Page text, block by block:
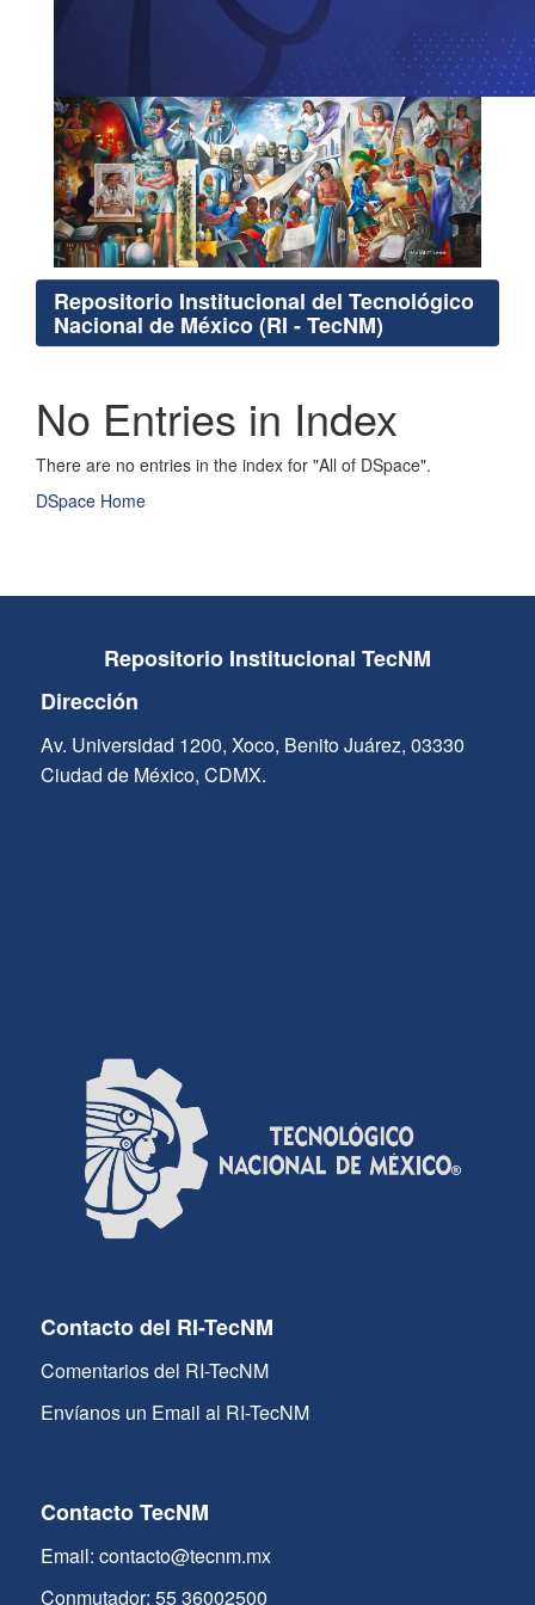
Repositorio Institucional del Tecnológico
Nacional de México (RI - TecNM)
No Entries in Index
There are no entries in the index for "All of DSpace".
DSpace Home
Repositorio Institucional TecNM
Dirección
Av. Universidad 1200, Xoco, Benito Juárez, 03330
Ciudad de México, CDMX.
Contacto del RI-TecNM
Comentarios del RI-TecNM
Envíanos un Email al RI-TecNM
Contacto TecNM
Email: contacto@tecnm.mx
Conmutador: 55 36002500